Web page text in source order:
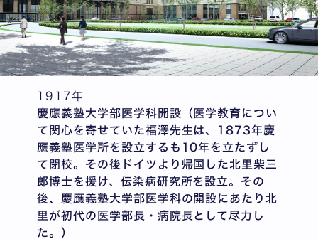
1917年
慶應義塾大学部医学科開設（医学教育につい
て関心を寄せていた福澤先生は、1873年慶
應義塾医学所を設立するも10年を立たずし
て閉校。その後ドイツより帰国した北里柴三
郎博士を援け、伝染病研究所を設立。その
後、慶應義塾大学部医学科の開設にあたり北
里が初代の医学部長・病院長として尽力し
た。）